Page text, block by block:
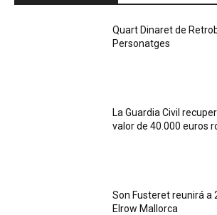
Quart Dinaret de
Personatges
La Guardia Civil
valor de 40.000 euros
Son Fusteret reunirá a
Elrow Mallorca